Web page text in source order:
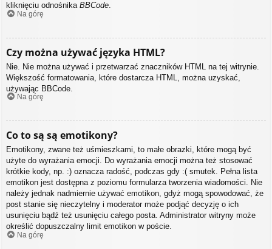
kliknięciu odnośnika BBCode.
Na górę
Czy można używać języka HTML?
Nie. Nie można używać i przetwarzać znaczników HTML na tej witrynie.
Większość formatowania, które dostarcza HTML, można uzyskać,
używając BBCode.
Na górę
Co to są są emotikony?
Emotikony, zwane też uśmieszkami, to małe obrazki, które mogą być
użyte do wyrażania emocji. Do wyrażania emocji można też stosować
krótkie kody, np. :) oznacza radość, podczas gdy :( smutek. Pełna lista
emotikon jest dostępna z poziomu formularza tworzenia wiadomości. Nie
należy jednak nadmiernie używać emotikon, gdyż mogą spowodować, że
post stanie się nieczytelny i moderator może podjąć decyzję o ich
usunięciu bądź też usunięciu całego posta. Administrator witryny może
określić dopuszczalny limit emotikon w poście.
Na górę